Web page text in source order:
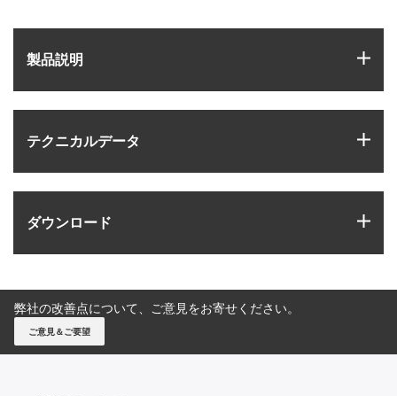
製品説明
テクニカルデータ
ダウンロード
弊社の改善点について、ご意見をお寄せください。
ご意見＆ご要望